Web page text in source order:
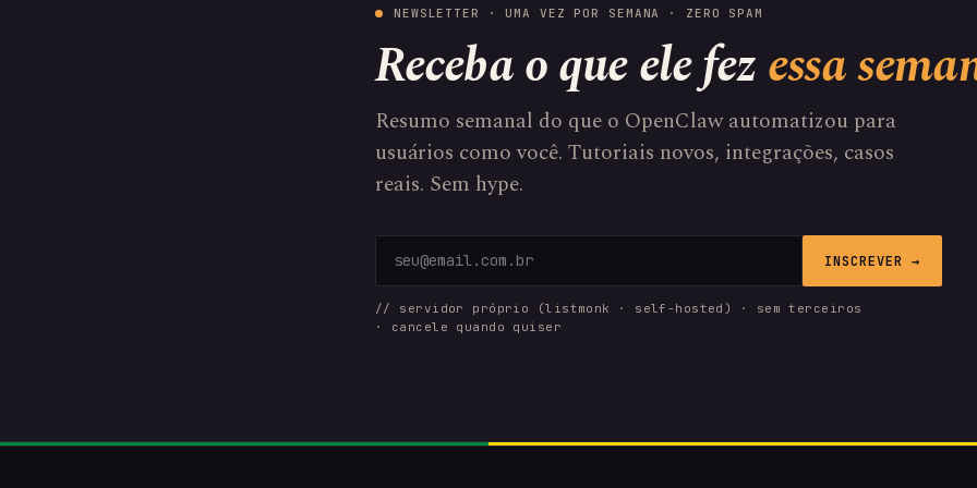
NEWSLETTER · UMA VEZ POR SEMANA · ZERO SPAM
Receba o que ele fezessa
Resumo semanal do que o OpenClaw automatizou para
usuários como você. Tutoriais novos, integrações, casos
reais. Sem hype.
INSCREVER →
// servidor próprio (listmonk · self-hosted) · sem terceiros
· cancele quando quiser